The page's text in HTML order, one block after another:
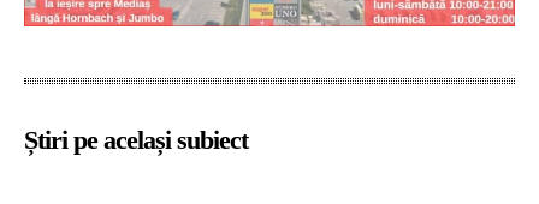
Știri pe același subiect